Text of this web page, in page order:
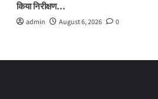
किया निरीक्षण…
admin August 6, 2026 0